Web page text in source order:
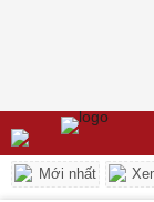
Mới nhất